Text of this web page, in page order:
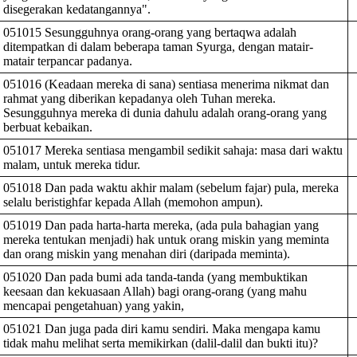
disegerakan kedatangannya".
051015 Sesungguhnya orang-orang yang bertaqwa adalah
ditempatkan di dalam beberapa taman Syurga, dengan matair-
matair terpancar padanya.
051016 (Keadaan mereka di sana) sentiasa menerima nikmat dan
rahmat yang diberikan kepadanya oleh Tuhan mereka.
Sesungguhnya mereka di dunia dahulu adalah orang-orang yang
berbuat kebaikan.
051017 Mereka sentiasa mengambil sedikit sahaja: masa dari waktu
malam, untuk mereka tidur.
051018 Dan pada waktu akhir malam (sebelum fajar) pula, mereka
selalu beristighfar kepada Allah (memohon ampun).
051019 Dan pada harta-harta mereka, (ada pula bahagian yang
mereka tentukan menjadi) hak untuk orang miskin yang meminta
dan orang miskin yang menahan diri (daripada meminta).
051020 Dan pada bumi ada tanda-tanda (yang membuktikan
keesaan dan kekuasaan Allah) bagi orang-orang (yang mahu
mencapai pengetahuan) yang yakin,
051021 Dan juga pada diri kamu sendiri. Maka mengapa kamu
tidak mahu melihat serta memikirkan (dalil-dalil dan bukti itu)?